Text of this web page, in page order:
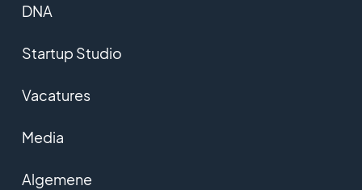
DNA
Startup Studio
Vacatures
Media
Algemene